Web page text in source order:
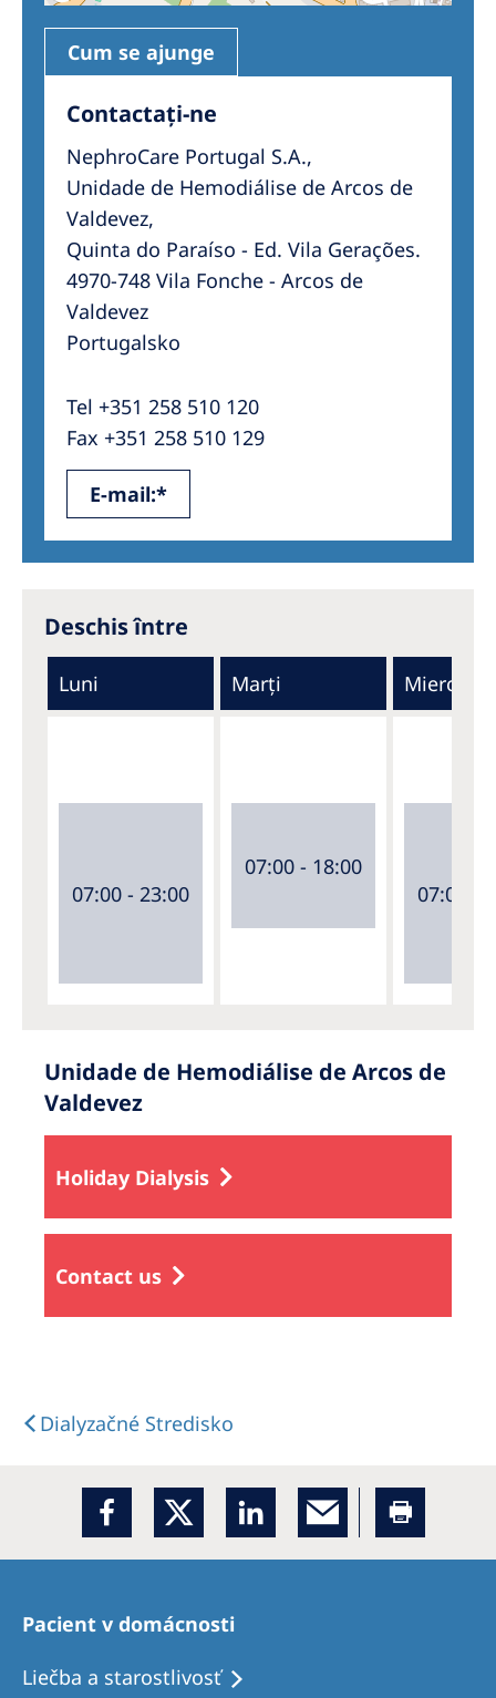
Cum se ajunge
Contactați-ne
NephroCare Portugal S.A.,
Unidade de Hemodiálise de Arcos de
Valdevez,
Quinta do Paraíso - Ed. Vila Gerações.
4970-748 Vila Fonche - Arcos de
Valdevez
Portugalsko
Tel +351 258 510 120
Fax +351 258 510 129
E-mail:*
Deschis între
Luni Marți Miercuri
07:00 - 23:00
07:00 - 18:00
07:00 -
Unidade de Hemodiálise de Arcos de
Valdevez
Holiday Dialysis
Contact us
Dialyzačné Stredisko
Pacient v domácnosti
Liečba a starostlivosť